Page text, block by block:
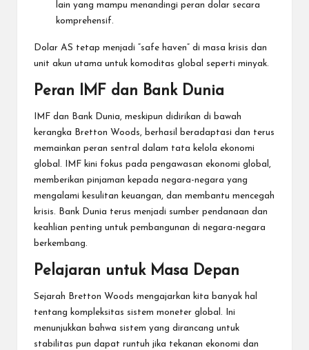
lain yang mampu menandingi peran dolar secara
komprehensif.
Dolar AS tetap menjadi “safe haven” di masa krisis dan
unit akun utama untuk komoditas global seperti minyak.
Peran IMF dan Bank Dunia
IMF dan Bank Dunia, meskipun didirikan di bawah
kerangka Bretton Woods, berhasil beradaptasi dan terus
memainkan peran sentral dalam tata kelola ekonomi
global. IMF kini fokus pada pengawasan ekonomi global,
memberikan pinjaman kepada negara-negara yang
mengalami kesulitan keuangan, dan membantu mencegah
krisis. Bank Dunia terus menjadi sumber pendanaan dan
keahlian penting untuk pembangunan di negara-negara
berkembang.
Pelajaran untuk Masa Depan
Sejarah Bretton Woods mengajarkan kita banyak hal
tentang kompleksitas sistem moneter global. Ini
menunjukkan bahwa sistem yang dirancang untuk
stabilitas pun dapat runtuh jika tekanan ekonomi dan